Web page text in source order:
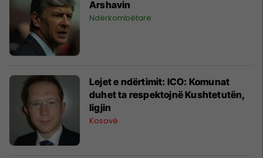
Arshavin
Ndërkombëtare
Lejet e ndërtimit: ICO: Komunat
duhet ta respektojnë Kushtetutën,
ligjin
Kosovë